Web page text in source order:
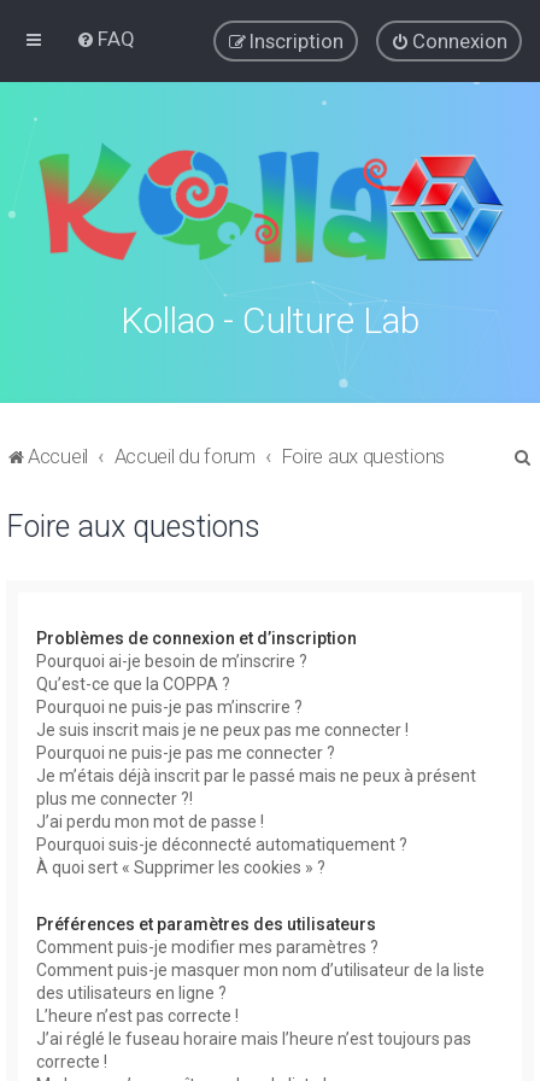
FAQ Connexion
Inscription
Kollao - Culture Lab
Accueil Accueil du forum Foire aux questions
Foire aux questions
Problèmes de connexion et d’inscription
Pourquoi ai-je besoin de m’inscrire ?
Qu’est-ce que la COPPA ?
Pourquoi ne puis-je pas m’inscrire ?
Je suis inscrit mais je ne peux pas me connecter !
Pourquoi ne puis-je pas me connecter ?
Je m’étais déjà inscrit par le passé mais ne peux à présent
plus me connecter ?!
J’ai perdu mon mot de passe !
Pourquoi suis-je déconnecté automatiquement ?
À quoi sert « Supprimer les cookies » ?
Préférences et paramètres des utilisateurs
Comment puis-je modifier mes paramètres ?
Comment puis-je masquer mon nom d’utilisateur de la liste
des utilisateurs en ligne ?
L’heure n’est pas correcte !
J’ai réglé le fuseau horaire mais l’heure n’est toujours pas
correcte !